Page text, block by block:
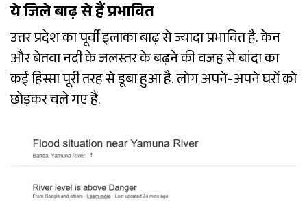
ये जिले बाढ़ से हैं प्रभावित
उत्तर प्रदेश का पूर्वी इलाका बाढ़ से ज्यादा प्रभावित है. केन
और बेतवा नदी के जलस्तर के बढ़ने की वजह से बांदा का
कई हिस्सा पूरी तरह से डूबा हुआ है. लोग अपने-अपने घरों को
छोड़कर चले गए हैं.